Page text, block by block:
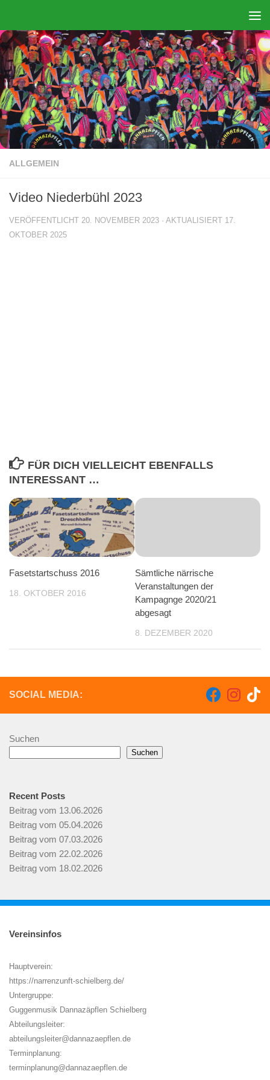
ALLGEMEIN
Video Niederbühl 2023
VERÖFFENTLICHT 20. NOVEMBER 2023 · AKTUALISIERT 17.
OKTOBER 2025
FÜR DICH VIELLEICHT EBENFALLS
INTERESSANT …
Fasetstartschuss 2016
18. OKTOBER 2016
Sämtliche närrische
Veranstaltungen der
Kampagnge 2020/21
abgesagt
8. DEZEMBER 2020
SOCIAL MEDIA:
Suchen
Suchen
Recent Posts
Beitrag vom 13.06.2026
Beitrag vom 05.04.2026
Beitrag vom 07.03.2026
Beitrag vom 22.02.2026
Beitrag vom 18.02.2026
Vereinsinfos
Hauptverein:
https://narrenzunft-schielberg.de/
Untergruppe:
Guggenmusik Dannazäpflen Schielberg
Abteilungsleiter:
abteilungsleiter@dannazaepflen.de
Terminplanung:
terminplanung@dannazaepflen.de